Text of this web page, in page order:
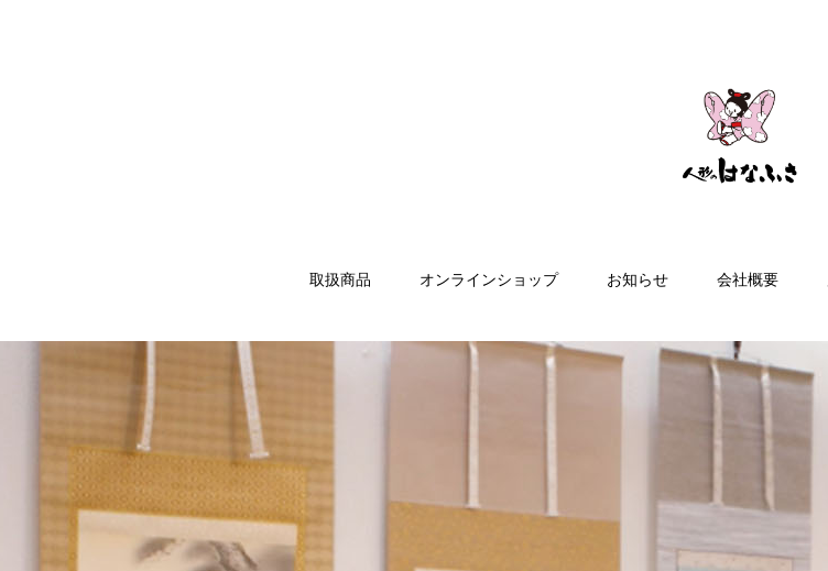
取扱商品 オンラインショップ お知らせ 会社概要